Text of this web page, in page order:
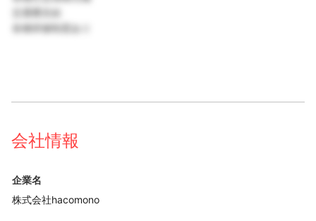
交通費支給
各種研修制度あり
会社情報
企業名
株式会社hacomono